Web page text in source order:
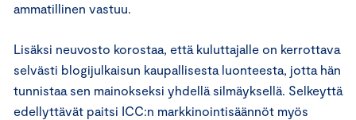
ammatillinen vastuu.
Lisäksi neuvosto korostaa, että kuluttajalle on kerrottava
selvästi blogijulkaisun kaupallisesta luonteesta, jotta hän
tunnistaa sen mainokseksi yhdellä silmäyksellä. Selkeyttä
edellyttävät paitsi ICC:n markkinointisäännöt myös